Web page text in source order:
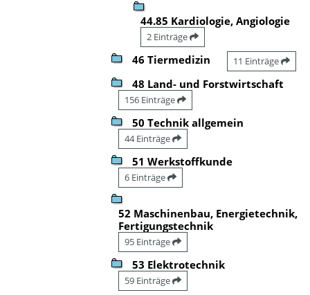
44.85 Kardiologie, Angiologie
2 Einträge
46 Tiermedizin 11 Einträge
48 Land- und Forstwirtschaft
156 Einträge
50 Technik allgemein
44 Einträge
51 Werkstoffkunde
6 Einträge
52 Maschinenbau, Energietechnik,
Fertigungstechnik
95 Einträge
53 Elektrotechnik
59 Einträge